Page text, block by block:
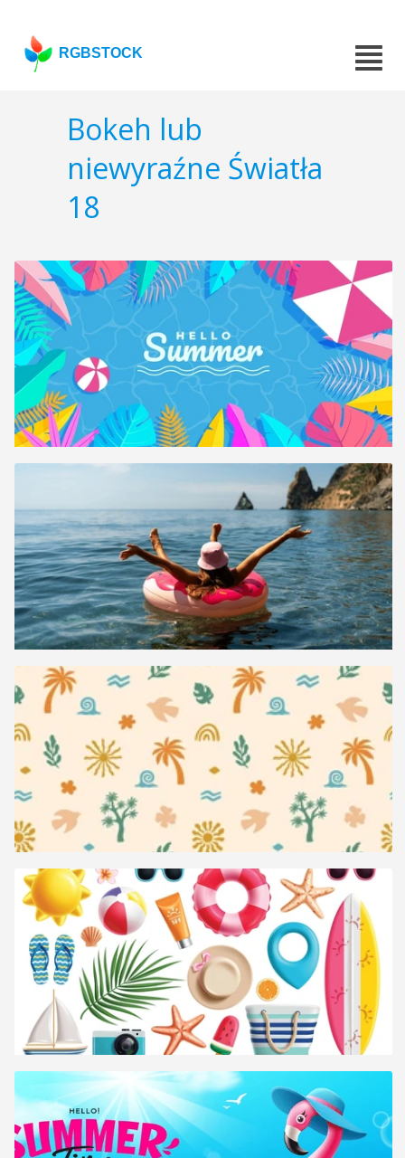
RGBSTOCK
Bokeh lub
niewyraźne Światła
18